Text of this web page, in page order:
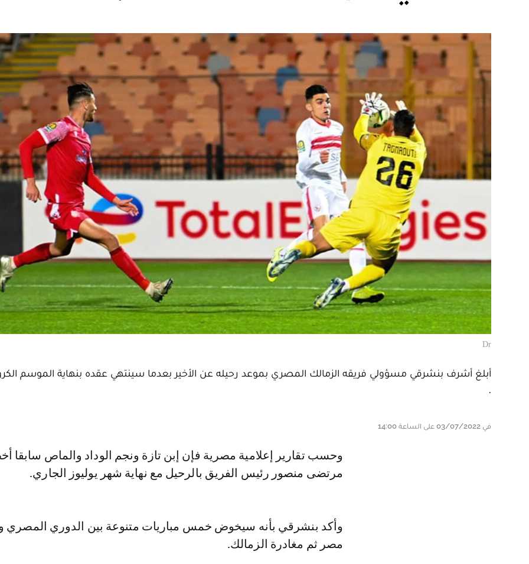
Dr
أبلغ أشرف بنشرقي مسؤولي فريقه الزمالك المصري بموعد رحيله عن الأخير بعدما سينتهي عقده بنهاية الموسم
.
في 03/07/2022 على الساعة 14:00
وحسب تقارير إعلامية مصرية فإن إبن تازة ونجم الوداد والماص سابقا أخطر
مرتضى منصور رئيس الفريق بالرحيل مع نهاية شهر يوليوز الجاري.
وأكد بنشرقي بأنه سيخوض خمس مباريات متنوعة بين الدوري
مصر ثم مغادرة الزمالك.